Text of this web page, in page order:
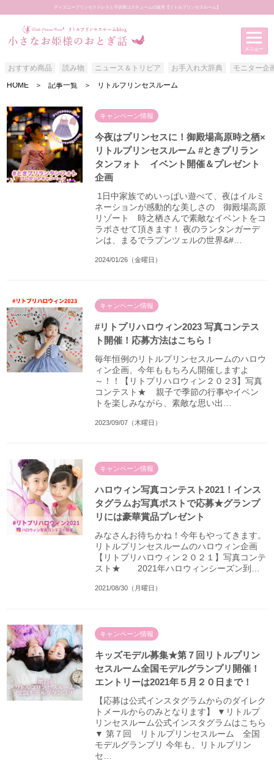
ディズニープリンセスドレスと子供用コスチュームの販売【リトルプリンセスルーム】
おすすめ商品 読み物 ニュース＆トリビア お手入れ大辞典 モニター企
HOME ＞ 記事一覧 ＞ リトルプリンセスルーム
キャンペーン情報
今夜はプリンセスに！御殿場高原時之栖×
リトルプリンセスルーム #ときプリラン
タンフォト イベント開催＆プレゼント
企画
⁡ 1日中家族でめいっぱい遊べて、夜はイルミ
ネーションが感動的な美しさの 御殿場高原
リゾート 時之栖さんで素敵なイベントをコ
ラボさせて頂きます！⁡ 夜のランタンガーデ
ンは、まるでラプンツェルの世界&#…
2024/01/26（金曜日）
キャンペーン情報
#リトプリハロウィン2023 写真コンテス
ト開催！応募方法はこちら！
毎年恒例のリトルプリンセスルームのハロウ
ィン企画、今年ももちろん開催しますよ
～！！【リトプリハロウィン２０２3】写真
コンテスト★ 親子で季節の行事やイベン
トを楽しみながら、素敵な思い出…
2023/09/07（木曜日）
キャンペーン情報
ハロウィン写真コンテスト2021！インス
タグラムお写真ポストで応募★グランプ
リには豪華賞品プレゼント
みなさんお待ちかね！今年もやってきます。
リトルプリンセスルームのハロウィン企画
【リトプリハロウィン２０２１】写真コンテ
スト★ 2021年ハロウィンシーズン到…
2021/08/30（月曜日）
キャンペーン情報
キッズモデル募集★第７回リトルプリン
セスルーム全国モデルグランプリ開催！
エントリーは2021年５月２０日まで！
【応募は公式インスタグラムからのダイレク
トメールからのみとなります】 ▼リトルプ
リンセスルーム公式インスタグラムはこちら
▼ 第７回 リトルプリンセスルーム 全国
モデルグランプリ 今年も、リトルプリン
セ…
おすすめ商品
読み物
ニュース＆トリビア
モニター企画
お客様写真館